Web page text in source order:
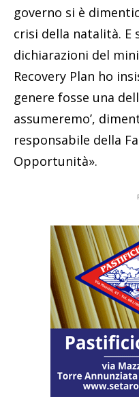
governo si è
crisi della natalità. E
dichiarazioni del
Recovery Plan ho
genere fosse una
assumeremo’,
responsabile della
Opportunità».